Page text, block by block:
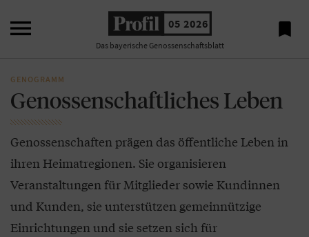
 05 2026
Das bayerische Genossenschaftsblatt

GENOGRAMM
Genossenschaftliches Leben
Genossenschaften prägen das öffentliche Leben in
ihren Heimatregionen. Sie organisieren
Veranstaltungen für Mitglieder sowie Kundinnen
und Kunden, sie unterstützen gemeinnützige
Einrichtungen und sie setzen sich für